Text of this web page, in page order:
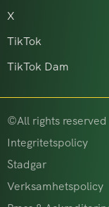
X
TikTok
TikTok Dam
©All rights reserved
Integritetspolicy
Stadgar
Verksamhetspolicy